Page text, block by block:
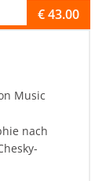
€43.00
Music
nach